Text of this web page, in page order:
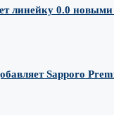
линейку 0.0
Sapporo